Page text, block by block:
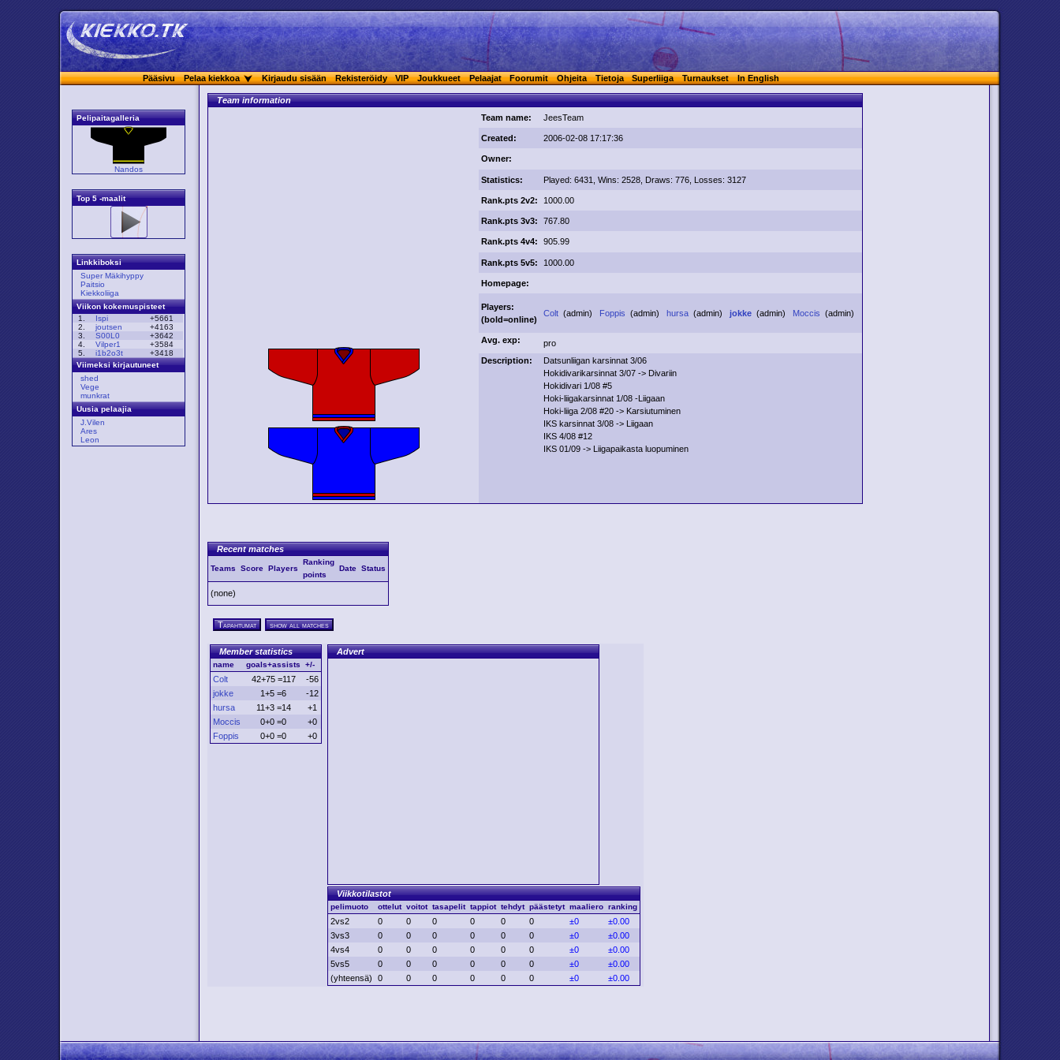
Pääsivu Pelaa kiekkoa Kirjaudu sisään Rekisteröidy VIP Joukkueet Pelaajat Foorumit Ohjeita Tietoja Superliiga Turnaukset In English
Pelipaitagalleria
Nandos
Top 5 -maalit
Linkkiboksi
Super Mäkihyppy
Paitsio
Kiekkoliiga
Viikon kokemuspisteet
1.
Ispi
+5661
2.
joutsen
+4163
3.
S00L0
+3642
4.
Vilper1
+3584
5.
i1b2o3t
+3418
Viimeksi kirjautuneet
shed
Vege
munkrat
Uusia pelaajia
J.Vilen
Ares
Leon
Team information
Team name:
JeesTeam
Created: 2006-02-08 17:17:36
Owner:
Statistics: Played: 6431, Wins: 2528, Draws: 776, Losses: 3127
Rank.pts 2v2: 1000.00
Rank.pts 3v3: 767.80
Rank.pts 4v4: 905.99
Rank.pts 5v5: 1000.00
Homepage:
Players:
(bold=online)
Colt (admin) Foppis (admin)hursa (admin)jokke (admin) Moccis (admin)
Avg. exp:
pro
Description:
Datsunliigan karsinnat 3/06
Hokidivarikarsinnat 3/07 -> Divariin
Hokidivari 1/08 #5
Hoki-liigakarsinnat 1/08 -Liigaan
Hoki-liiga 2/08 #20 -> Karsiutuminen
IKS karsinnat 3/08 -> Liigaan
IKS 4/08 #12
IKS 01/09 -> Liigapaikasta luopuminen
Recent matches
Teams Score Players
Ranking
points
Date Status
(none)
Tapahtumat show all matches
Member statistics
name goals+assists +/-
Colt 42+75 =117
-56
jokke
1+5 =6
-12
hursa
11+3 =14
+1
Moccis
0+0 =0
+0
Foppis
0+0 =0 +0
Advert
Viikkotilastot
pelimuoto ottelut voitot tasapelit tappiot tehdyt päästetyt maaliero ranking
2vs2 0 0 0 0 0 0 ±0
±0.00
3vs3
0 0 0 0 0 0 ±0
±0.00
4vs4
0 0 0 0 0 0 ±0
±0.00
5vs5
0 0 0 0 0 0 ±0
±0.00
(yhteensä)
0 0 0 0 0 0 ±0 ±0.00